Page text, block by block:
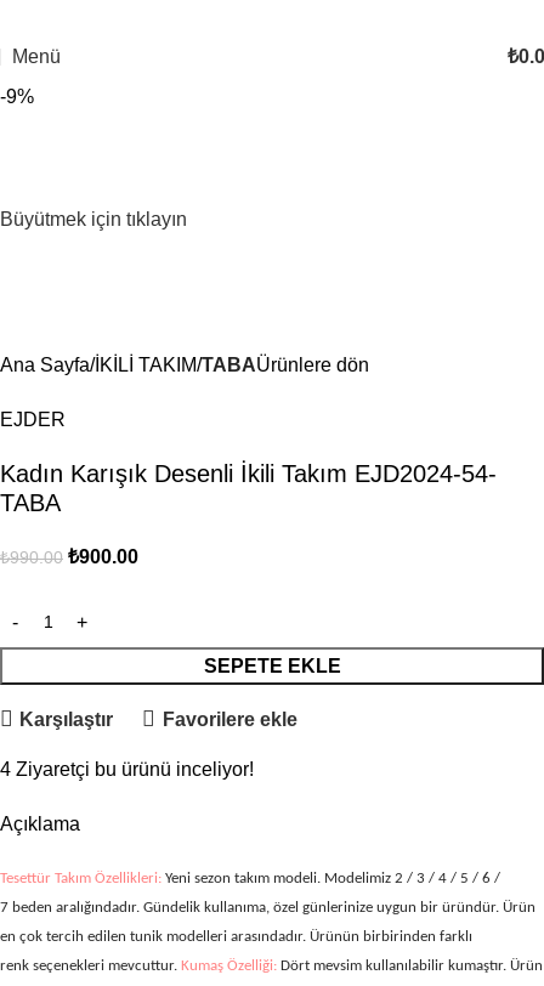
Menü ₺
-9%
Büyütmek için tıklayın
Ana Sayfa İKİLİ TAKIM TABAÜrünlere dön
EJDER
Kadın Karışık Desenli İkili Takım EJD2024-54-
TABA
₺990.00 ₺900.00
SEPETE EKLE
Karşılaştır Favorilere ekle
4 Ziyaretçi bu ürünü inceliyor!
Açıklama
Tesettür Takım Özellikleri: Yeni sezon takım modeli. Modelimiz 2 / 3 / 4 / 5 / 6 /
7 beden aralığındadır. Gündelik kullanıma, özel günlerinize uygun bir üründür. Ürün
en çok tercih edilen tunik modelleri arasındadır. Ürünün birbirinden farklı
renk seçenekleri mevcuttur. Kumaş Özelliği: Dört mevsim kullanılabilir kumaştır. Ürün